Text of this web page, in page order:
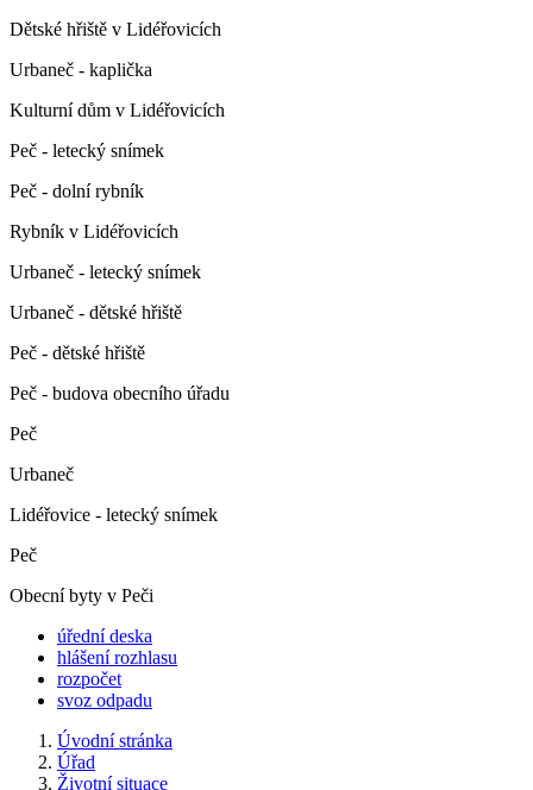
Dětské hřiště v Lidéřovicích
Urbaneč - kaplička
Kulturní dům v Lidéřovicích
Peč - letecký snímek
Peč - dolní rybník
Rybník v Lidéřovicích
Urbaneč - letecký snímek
Urbaneč - dětské hřiště
Peč - dětské hřiště
Peč - budova obecního úřadu
Peč
Urbaneč
Lidéřovice - letecký snímek
Peč
Obecní byty v Peči
úřední deska
hlášení rozhlasu
rozpočet
svoz odpadu
Úvodní stránka
Úřad
Životní situace